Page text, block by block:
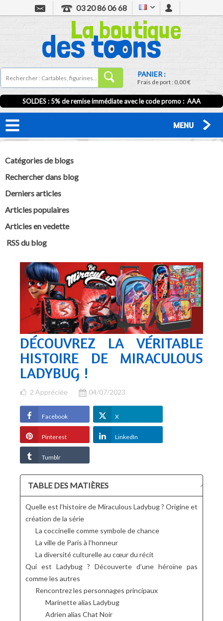
03 20 86 06 68
PANIER :
Frais de port :0,00 €
SOLDES : 5% de remise immédiate avec le code promo : AAA
MENU
Catégories de blogs
Rechercher dans blog
Derniers articles
Articles populaires
Articles en vedette
RSS du blog
DÉCOUVREZ LA VÉRITABLE
HISTOIRE DE MIRACULOUS
LADYBUG !
2 Appréciée 04/07/2023
Facebook X
Pinterest LinkedIn
Tumblr
TABLE DES MATIÈRES
Quelle est l’histoire de Miraculous Ladybug ? Origine et
création de la série
La coccinelle comme symbole de chance
La ville de Paris à l’honneur
La diversité culturelle au cœur du récit
Qui est Ladybug ? Découverte d’une héroïne pas
comme les autres
Rencontrez les personnages principaux
Marinette alias Ladybug
Adrien alias Chat Noir